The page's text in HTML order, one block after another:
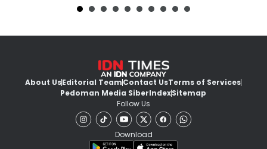
About UsEditorial TeamContact UsTerms of Services
Pedoman Media SiberIndexSitemap
Follow Us
Download